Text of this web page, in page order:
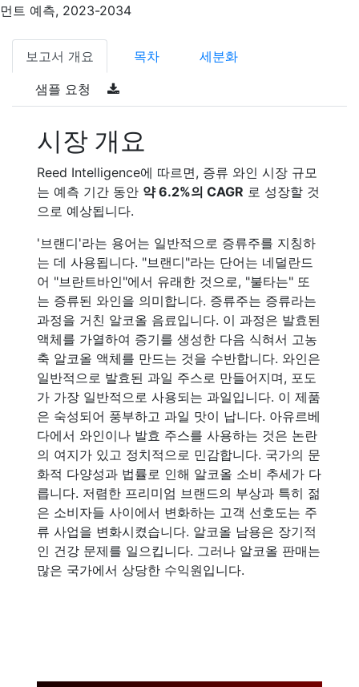
먼트 예측, 2023-2034
보고서 개요 목차 세분화
샘플 요청
시장 개요
Reed Intelligence에 따르면, 증류 와인 시장 규모
는 예측 기간 동안 약 6.2%의 CAGR 로 성장할 것
으로 예상됩니다.
'브랜디'라는 용어는 일반적으로 증류주를 지칭하
는 데 사용됩니다. "브랜디"라는 단어는 네덜란드
어 "브란트바인"에서 유래한 것으로, "불타는" 또
는 증류된 와인을 의미합니다. 증류주는 증류라는
과정을 거친 알코올 음료입니다. 이 과정은 발효된
액체를 가열하여 증기를 생성한 다음 식혀서 고농
축 알코올 액체를 만드는 것을 수반합니다. 와인은
일반적으로 발효된 과일 주스로 만들어지며, 포도
가 가장 일반적으로 사용되는 과일입니다. 이 제품
은 숙성되어 풍부하고 과일 맛이 납니다. 아유르베
다에서 와인이나 발효 주스를 사용하는 것은 논란
의 여지가 있고 정치적으로 민감합니다. 국가의 문
화적 다양성과 법률로 인해 알코올 소비 추세가 다
릅니다. 저렴한 프리미엄 브랜드의 부상과 특히 젊
은 소비자들 사이에서 변화하는 고객 선호도는 주
류 사업을 변화시켰습니다. 알코올 남용은 장기적
인 건강 문제를 일으킵니다. 그러나 알코올 판매는
많은 국가에서 상당한 수익원입니다.